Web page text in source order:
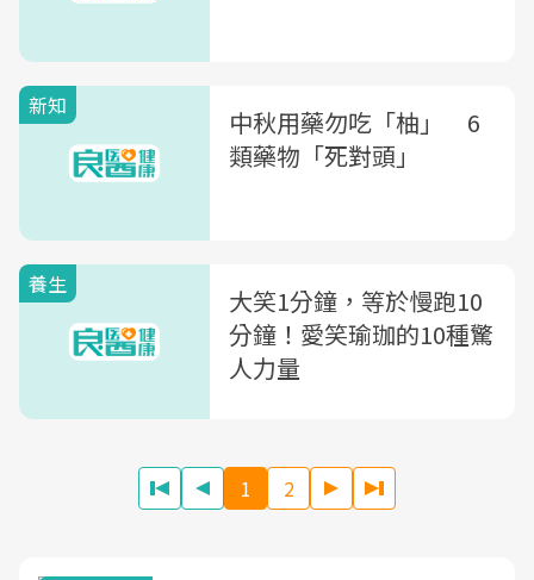
新知
中秋用藥勿吃「柚」 6
類藥物「死對頭」
養生
大笑1分鐘，等於慢跑10
分鐘！愛笑瑜珈的10種驚
人力量
1 2